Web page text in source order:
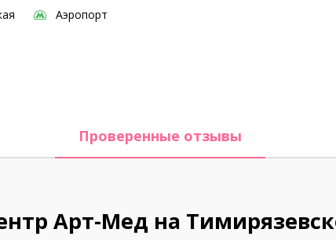
Аэропорт
Проверенные отзывы
Арт-Мед на